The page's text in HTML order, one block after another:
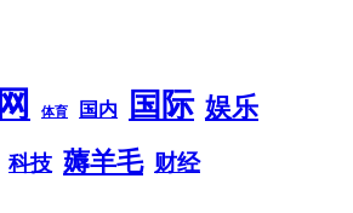
体育 国内 国际 娱乐
科技 薅羊毛 财经